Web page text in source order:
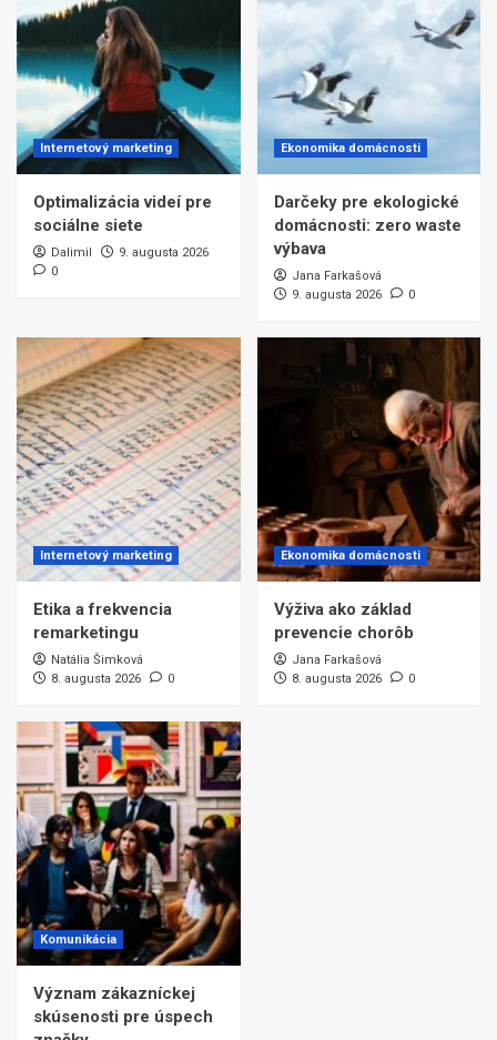
Internetový marketing
Optimalizácia videí pre
sociálne siete
Dalimil
9. augusta 2026
0
Ekonomika domácnosti
Darčeky pre ekologické
domácnosti: zero waste
výbava
Jana Farkašová
9. augusta 2026
0
Internetový marketing
Etika a frekvencia
remarketingu
Natália Šimková
8. augusta 2026
0
Ekonomika domácnosti
Výživa ako základ
prevencie chorôb
Jana Farkašová
8. augusta 2026
0
Komunikácia
Význam zákazníckej
skúsenosti pre úspech